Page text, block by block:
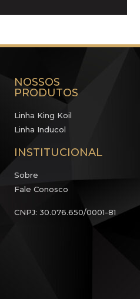
NOSSOS
PRODUTOS
Linha King Koil
Linha Inducol
INSTITUCIONAL
Sobre
Fale Conosco
CNPJ: 30.076.650/0001-81